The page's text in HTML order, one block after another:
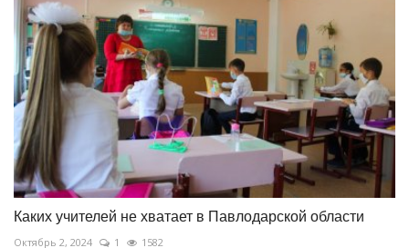
Каких учителей не хватает в Павлодарской области
Октябрь 2, 2024 1 1582